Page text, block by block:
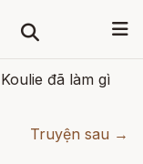
Koulie đã làm gì
Truyện sau →